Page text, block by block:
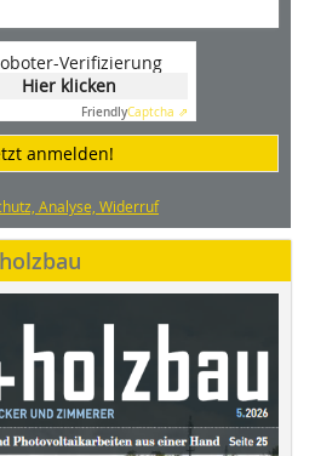
Verifizierung
Hier klicken
FriendlyCaptcha ⇗
anmelden!
Analyse, Widerruf